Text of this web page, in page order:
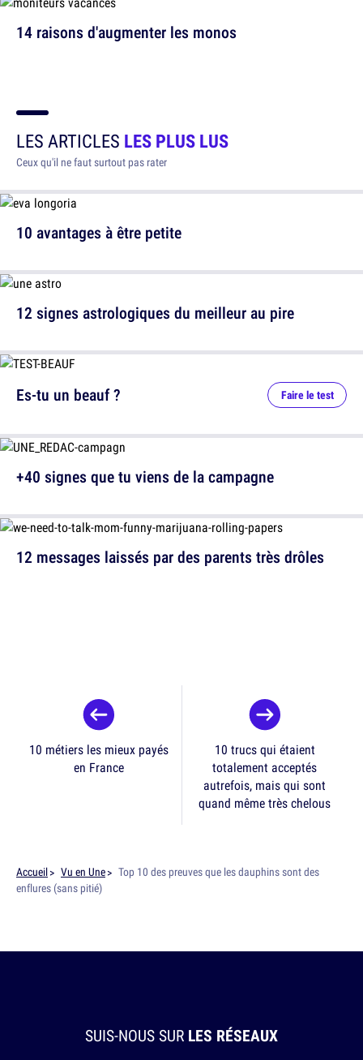
14 raisons d'augmenter les monos
LES ARTICLES LES PLUS LUS
Ceux qu'il ne faut surtout pas rater
10 avantages à être petite
12 signes astrologiques du meilleur au pire
12 messages laissés par des parents très drôles
Es-tu un beauf ? Faire le test
+40 signes que tu viens de la campagne
10 métiers les mieux payés
en France
10 trucs qui étaient
totalement acceptés
autrefois, mais qui sont
quand même très chelous
Accueil Vu en Une
Top 10 des preuves que les dauphins sont des
enflures (sans pitié)
SUIS-NOUS SUR LES RÉSEAUX